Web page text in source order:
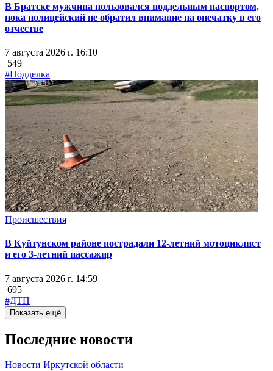
В Братске мужчина пользовался поддельным паспортом,
пока полицейский не обратил внимание на опечатку в его
отчестве
7 августа 2026 г. 16:10
549
#Подделка
Происшествия
В Куйтунском районе пострадали 12-летний мотоциклист
и его 3-летний пассажир
7 августа 2026 г. 14:59
695
#ДТП
Показать ещё
Последние новости
Новости Иркутской области